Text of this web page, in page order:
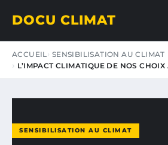
DOCU CLIMAT
ACCUEIL SENSIBILISATION AU CLIMAT
L’IMPACT CLIMATIQUE DE NOS
SENSIBILISATION AU CLIMAT